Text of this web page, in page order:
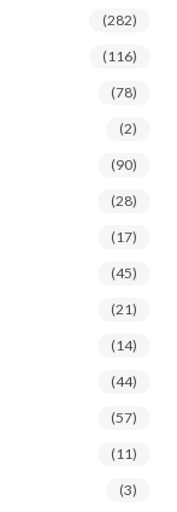
(282)
(116)
(78)
(2)
(90)
(28)
(17)
(45)
(21)
(14)
(44)
(57)
(11)
(3)